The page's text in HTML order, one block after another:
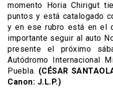
momento Horia Chirigut
puntos y está catalogado
y en ese rubro está en el
importante seguir al auto
presente el próximo
Autódromo Internacional
Puebla. (CÉSAR
Canon: J.L.P.)